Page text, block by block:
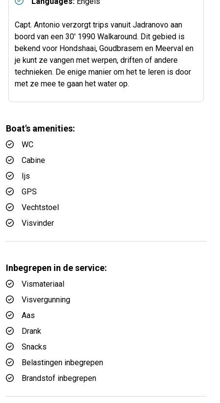
Capt. Antonio verzorgt trips vanuit Jadranovo aan
boord van een 30' 1990 Walkaround. Dit gebied is
bekend voor Hondshaai, Goudbrasem en Meerval en
je kunt ze vangen met werpen, driften of andere
technieken. De enige manier om het te leren is door
met ze mee te gaan het water op.
Boat's amenities:
WC
Cabine
Ijs
GPS
Vechtstoel
Visvinder
Inbegrepen in de service:
Vismateriaal
Visvergunning
Aas
Drank
Snacks
Belastingen inbegrepen
Brandstof inbegrepen